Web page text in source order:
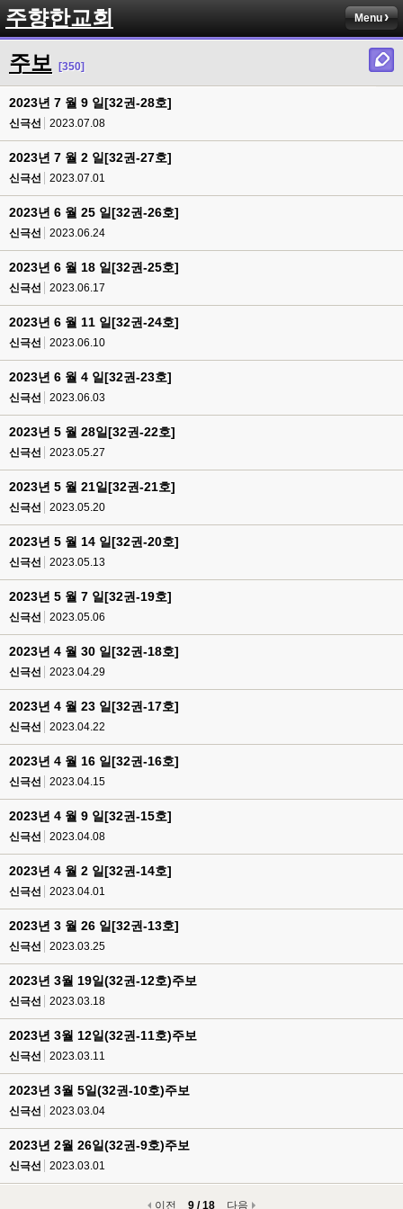
주향한교회 Menu
주보 [350]
2023년 7 월 9 일[32권-28호]
신극선 2023.07.08
2023년 7 월 2 일[32권-27호]
신극선 2023.07.01
2023년 6 월 25 일[32권-26호]
신극선 2023.06.24
2023년 6 월 18 일[32권-25호]
신극선 2023.06.17
2023년 6 월 11 일[32권-24호]
신극선 2023.06.10
2023년 6 월 4 일[32권-23호]
신극선 2023.06.03
2023년 5 월 28일[32권-22호]
신극선 2023.05.27
2023년 5 월 21일[32권-21호]
신극선 2023.05.20
2023년 5 월 14 일[32권-20호]
신극선 2023.05.13
2023년 5 월 7 일[32권-19호]
신극선 2023.05.06
2023년 4 월 30 일[32권-18호]
신극선 2023.04.29
2023년 4 월 23 일[32권-17호]
신극선 2023.04.22
2023년 4 월 16 일[32권-16호]
신극선 2023.04.15
2023년 4 월 9 일[32권-15호]
신극선 2023.04.08
2023년 4 월 2 일[32권-14호]
신극선 2023.04.01
2023년 3 월 26 일[32권-13호]
신극선 2023.03.25
2023년 3월 19일(32권-12호)주보
신극선 2023.03.18
2023년 3월 12일(32권-11호)주보
신극선 2023.03.11
2023년 3월 5일(32권-10호)주보
신극선 2023.03.04
2023년 2월 26일(32권-9호)주보
신극선 2023.03.01
이전 9 / 18 다음